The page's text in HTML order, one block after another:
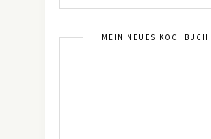
MEIN NEUES KOCHBUCH!